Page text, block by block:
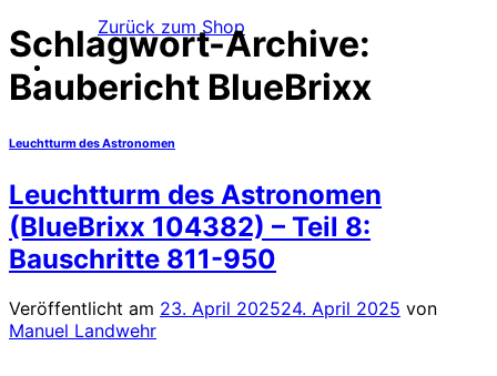
Zurück zum Shop
Schlagwort-Archive:
Baubericht BlueBrixx
Leuchtturm des Astronomen
Leuchtturm des Astronomen
(BlueBrixx 104382) – Teil 8:
Bauschritte 811-950
Veröffentlicht am 23. April 202524. April 2025 von
Manuel Landwehr